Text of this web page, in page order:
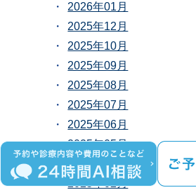
2026年01月
2025年12月
2025年10月
2025年09月
2025年08月
2025年07月
2025年06月
2025年05月
2025年03月
2025年02月